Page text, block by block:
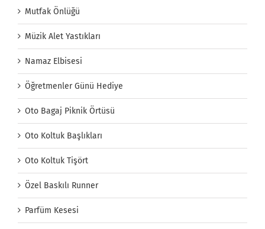
Mutfak Önlüğü
Müzik Alet Yastıkları
Namaz Elbisesi
Öğretmenler Günü Hediye
Oto Bagaj Piknik Örtüsü
Oto Koltuk Başlıkları
Oto Koltuk Tişört
Özel Baskılı Runner
Parfüm Kesesi